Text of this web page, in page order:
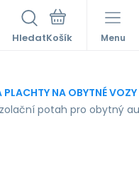
Hledat Menu
NA OBYTNÉ
potah pro obytný